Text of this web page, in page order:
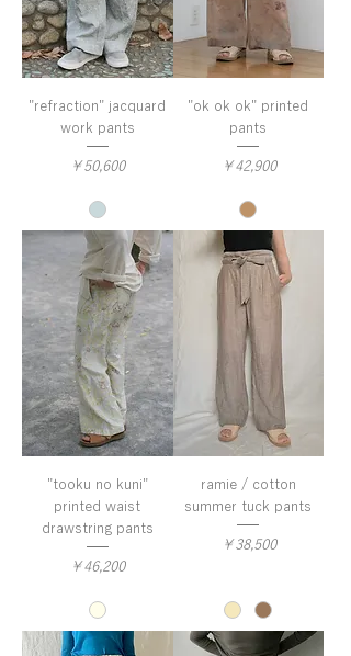
"refraction" jacquard
work pants
価格
￥50,600
"ok ok ok" printed
pants
価格
￥42,900
"tooku no kuni"
printed waist
drawstring pants
価格
￥46,200
ramie / cotton
summer tuck pants
価格
￥38,500